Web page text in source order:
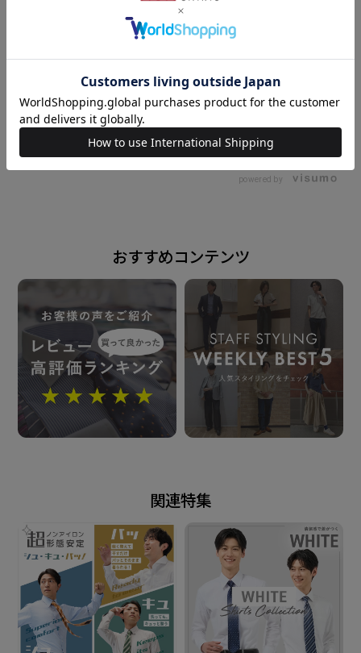
ボタンダウンカラー
素材
綿100%
胸ポケット（左胸）付き（ホームベース型）
背タック・背ダーツなし
前立：裏前立仕様
原産国
カンボジア
発売日
この商品に対するお問い合わせ
L
160cm M
177cm
powered by
おすすめコンテンツ
関連特集